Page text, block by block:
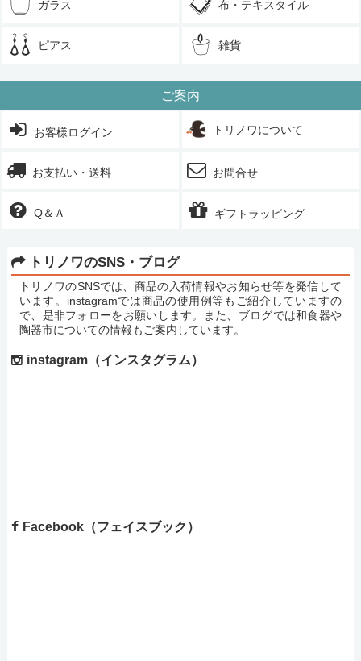
ガラス 布・テキスタイル
ピアス 雑貨
ご案内
お客様ログイン トリノワについて
お支払い・送料 お問合せ
Q＆Ａ ギフトラッピング
トリノワのSNS・ブログ
トリノワのSNSでは、商品の入荷情報やお知らせ等を発信して
います。instagramでは商品の使用例等もご紹介していますの
で、是非フォローをお願いします。また、ブログでは和食器や
陶器市についての情報もご案内しています。
instagram（インスタグラム）
Facebook（フェイスブック）